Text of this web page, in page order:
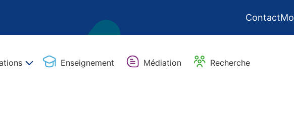
Contact
Enseignement Médiation Recherche